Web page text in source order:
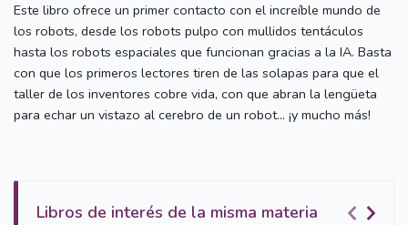
Este libro ofrece un primer contacto con el increíble mundo de
los robots, desde los robots pulpo con mullidos tentáculos
hasta los robots espaciales que funcionan gracias a la IA. Basta
con que los primeros lectores tiren de las solapas para que el
taller de los inventores cobre vida, con que abran la lengüeta
para echar un vistazo al cerebro de un robot… ¡y mucho más!
Libros de interés de la misma materia